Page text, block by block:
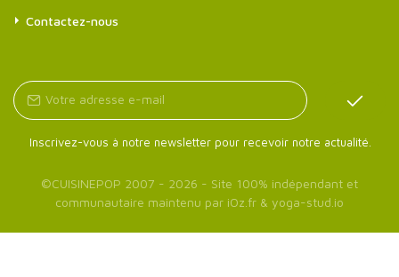
Contactez-nous
Inscrivez-vous à notre newsletter pour recevoir notre actualité.
©CUISINEPOP 2007 - 2026 - Site 100% indépendant et
communautaire maintenu par iOz.fr & yoga-stud.io